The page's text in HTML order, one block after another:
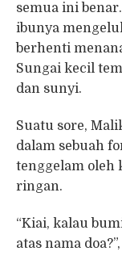
semua ini
ibunya
berhenti
Sungai kecil
dan sunyi.
Suatu sore,
dalam sebuah
tenggelam oleh
ringan.
“Kiai, kalau
atas nama